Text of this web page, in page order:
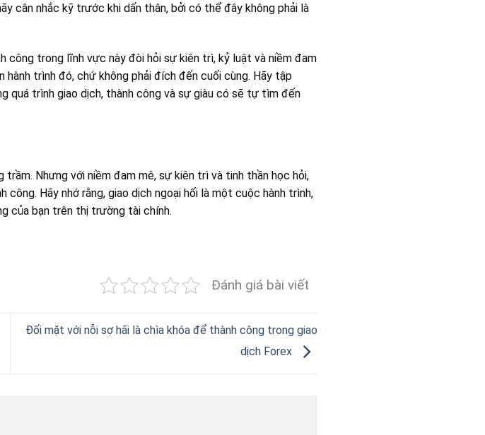
cân nhắc kỹ trước khi dấn thân, bởi có thể đây không phải là
công trong lĩnh vực này đòi hỏi sự kiên trì, kỷ luật và niềm đam
trình đó, chứ không phải đích đến cuối cùng. Hãy tập
quá trình giao dịch, thành công và sự giàu có sẽ tự tìm đến
Nhưng với niềm đam mê, sự kiên trì và tinh thần học hỏi,
Hãy nhớ rằng, giao dịch ngoại hối là một cuộc hành trình,
của bạn trên thị trường tài chính.
Đánh giá bài viết
Đối mặt với nỗi sợ hãi là chìa khóa để thành công trong giao
dịch Forex